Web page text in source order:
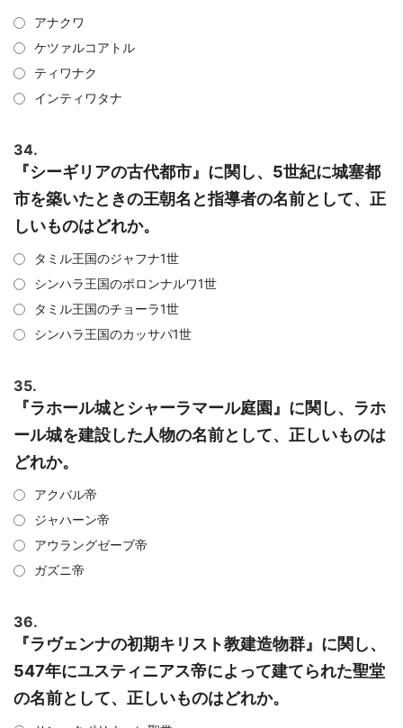
アナクワ
ケツァルコアトル
ティワナク
インティワタナ
34.
『シーギリアの古代都市』に関し、5世紀に城塞都
市を築いたときの王朝名と指導者の名前として、正
しいものはどれか。
タミル王国のジャフナ1世
シンハラ王国のポロンナルワ1世
タミル王国のチョーラ1世
シンハラ王国のカッサパ1世
35.
『ラホール城とシャーラマール庭園』に関し、ラホ
ール城を建設した人物の名前として、正しいものは
どれか。
アクバル帝
ジャハーン帝
アウラングゼーブ帝
ガズニ帝
36.
『ラヴェンナの初期キリスト教建造物群』に関し、
547年にユスティニアス帝によって建てられた聖堂
の名前として、正しいものはどれか。